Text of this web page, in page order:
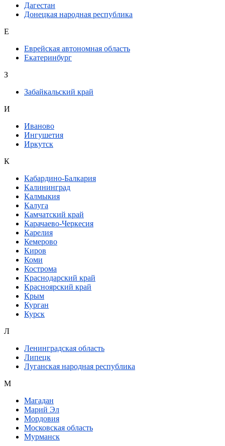
Дагестан
Донецкая народная республика
Е
Еврейская автономная область
Екатеринбург
З
Забайкальский край
И
Иваново
Ингушетия
Иркутск
К
Кабардино-Балкария
Калининград
Калмыкия
Калуга
Камчатский край
Карачаево-Черкесия
Карелия
Кемерово
Киров
Коми
Кострома
Краснодарский край
Красноярский край
Крым
Курган
Курск
Л
Ленинградская область
Липецк
Луганская народная республика
М
Магадан
Марий Эл
Мордовия
Московская область
Мурманск